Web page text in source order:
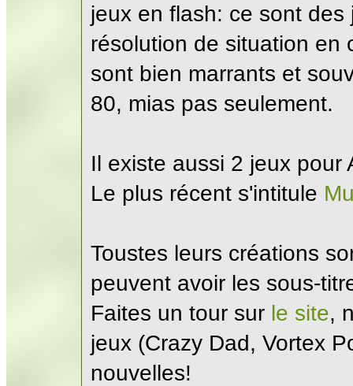
jeux en flash: ce sont
résolution de situation en
sont bien marrants et
80, mias pas seulement.
Il existe aussi 2 jeux pour
Le plus récent s'intitule
Toustes leurs créations
peuvent avoir les sous-
Faites un tour sur le site,
jeux (Crazy Dad, Vortex
nouvelles!